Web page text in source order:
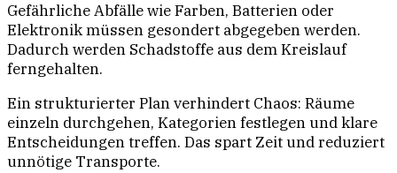
Gefährliche Abfälle wie Farben, Batterien oder
Elektronik müssen gesondert abgegeben werden.
Dadurch werden Schadstoffe aus dem Kreislauf
ferngehalten.
Ein strukturierter Plan verhindert Chaos: Räume
einzeln durchgehen, Kategorien festlegen und klare
Entscheidungen treffen. Das spart Zeit und reduziert
unnötige Transporte.